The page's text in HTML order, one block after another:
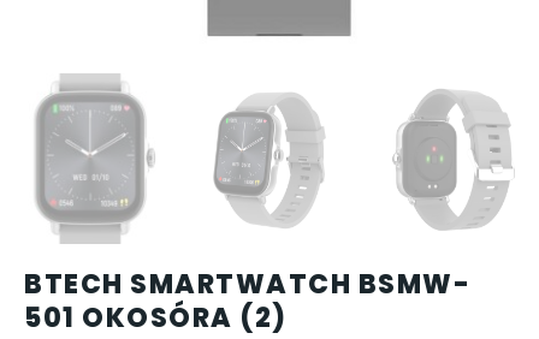
BTECH SMARTWATCH BSMW-
501 OKOSÓRA (2)
DIVAT KARÓRÁK (Curren, Oulm,Naviforce, D-
DOXA
ESPRIT
FALIÓRÁK